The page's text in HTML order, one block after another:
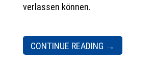
verlassen können.
CONTINUE READING →